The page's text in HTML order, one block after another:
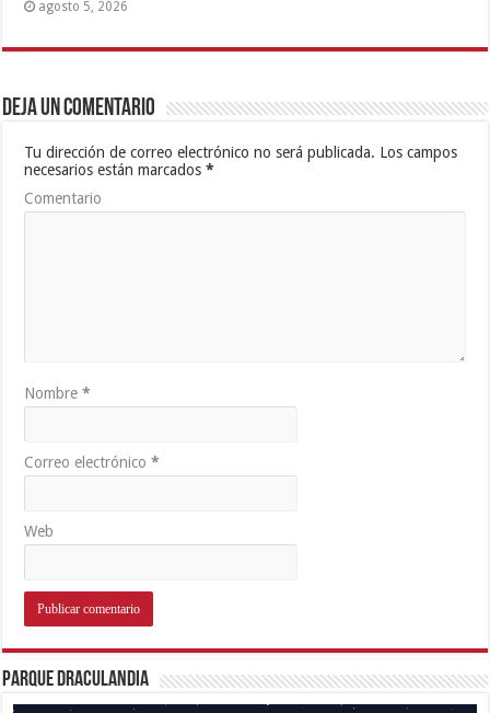
agosto 5, 2026
Deja un comentario
Tu dirección de correo electrónico no será publicada. Los campos
necesarios están marcados*
Comentario
Nombre*
Correo electrónico*
Web
Parque Draculandia